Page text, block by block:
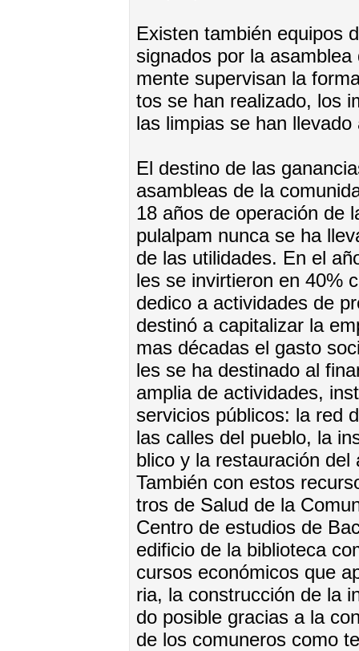
Exis­ten tam­bién equi­pos
sig­na­dos por la
men­te su­per­vi­san la
tos se han rea­li­za­do, los
las lim­pias se han lle­va­do
El des­ti­no de las
asam­bleas de la
18 años de ope­ra­ción de
pu­lal­pam nun­ca se ha
de las uti­li­da­des. En el
les se in­vir­tie­ron en 40%
de­di­co a ac­ti­vi­da­des de
des­ti­nó a ca­pi­ta­li­zar la
mas dé­ca­das el gas­to
les se ha des­ti­na­do al
am­plia de ac­ti­vi­da­des,
ser­vi­cios pú­bli­cos: la red
las ca­lles del pue­blo, la
bli­co y la res­tau­ra­ción
Tam­bién con es­tos
tros de Sa­lud de la
Cen­tro de es­tu­dios de
edi­fi­cio de la bi­blio­te­ca
cur­sos eco­nó­mi­cos que
ria, la cons­truc­ción de la
do po­si­ble gra­cias a la
de los co­mu­ne­ros co­mo